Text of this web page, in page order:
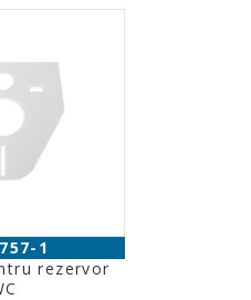
1
rezervor